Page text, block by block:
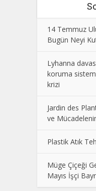
14 Temmuz
Bugün Neyi
Lyhanna
koruma
krizi
Jardin des
ve
Plastik Atık
Müge Çiçeği
Mayıs İşçi